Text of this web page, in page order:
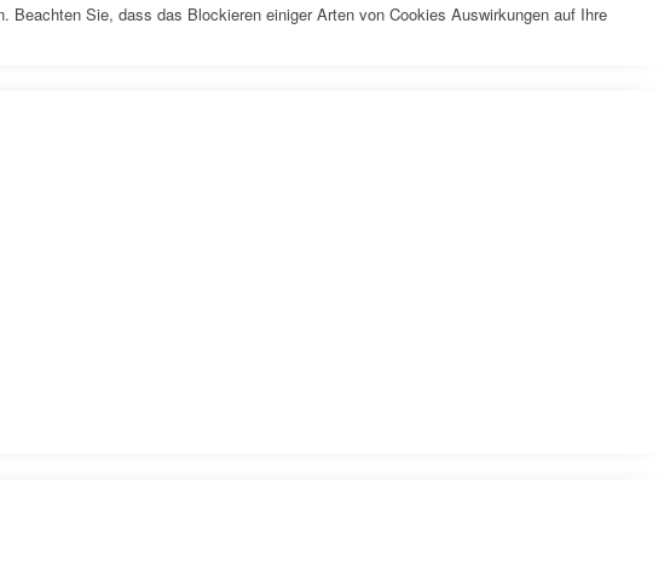
Sie, dass das Blockieren einiger Arten von Cookies Auswirkungen auf Ihre